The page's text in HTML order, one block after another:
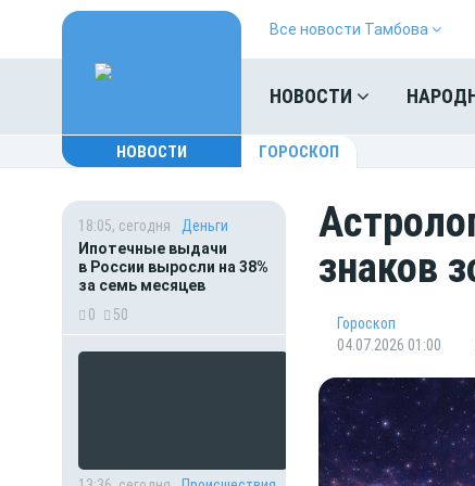
Все новости Тамбова
НОВОСТИ
НОВОСТИ ГОРОСКОП
18:05, сегодня
Деньги
Ипотечные выдачи
в России выросли на 38%
за семь месяцев
0
50
знаков
Гороскоп
04.07.2026 01:00